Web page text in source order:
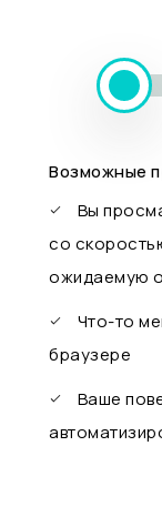
Возможные
Вы
со
ожидаемую
Что-то
браузере
Ваше